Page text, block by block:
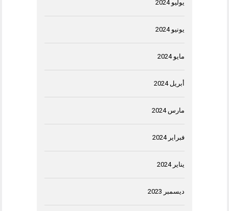
يوليو 2024
يونيو 2024
مايو 2024
أبريل 2024
مارس 2024
فبراير 2024
يناير 2024
ديسمبر 2023